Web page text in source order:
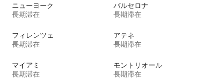
ニューヨーク
長期滞在
バルセロナ
長期滞在
フィレンツェ
長期滞在
アテネ
長期滞在
マイアミ
長期滞在
モントリオール
長期滞在